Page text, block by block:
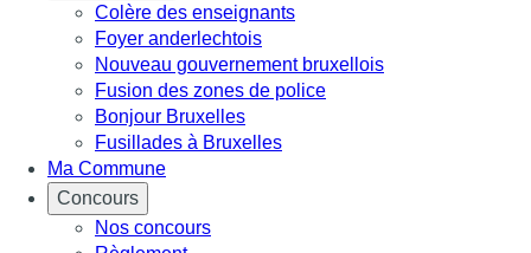
Colère des enseignants
Foyer anderlechtois
Nouveau gouvernement bruxellois
Fusion des zones de police
Bonjour Bruxelles
Fusillades à Bruxelles
Ma Commune
Concours
Nos concours